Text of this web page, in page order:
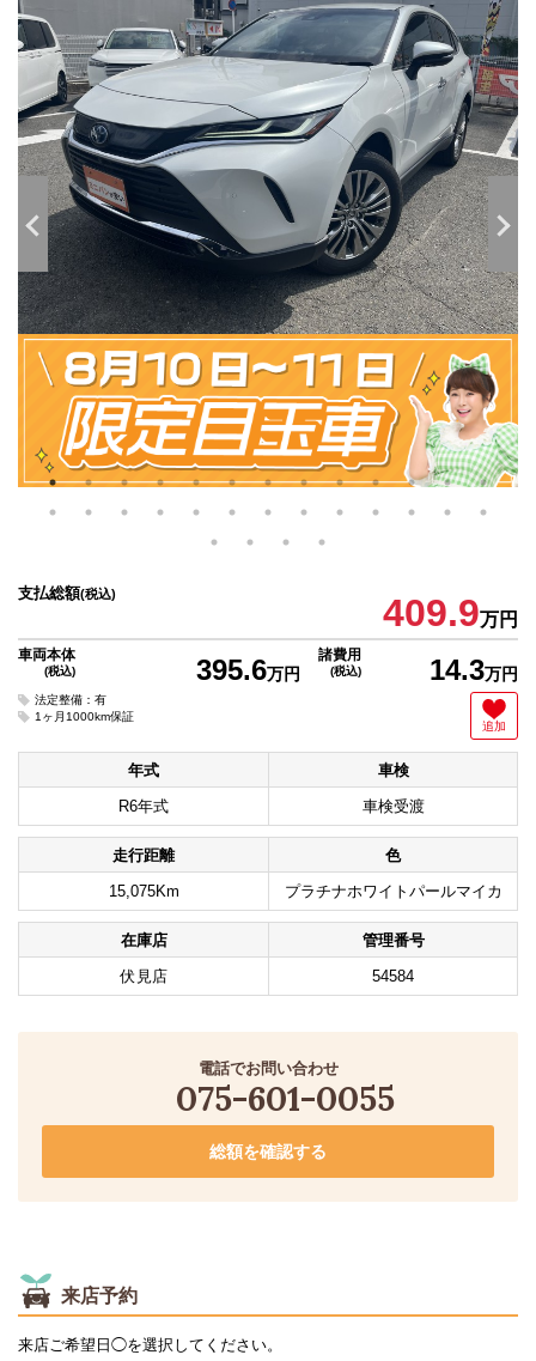
支払総額(税込) 409.9万円
車両本体
(税込) 395.6万円
諸費用
(税込) 14.3万円
法定整備：有
1ヶ月1000km保証
追加
年式
車検
R6年式
車検受渡
走行距離
色
15,075Km
プラチナホワイトパールマイカ
在庫店
管理番号
伏見店
54584
電話でお問い合わせ
075-601-0055
総額を確認する
来店予約
来店ご希望日◯を選択してください。